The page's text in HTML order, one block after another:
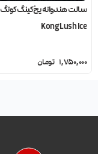
Kong Lush Ice
1,750,000 تومان